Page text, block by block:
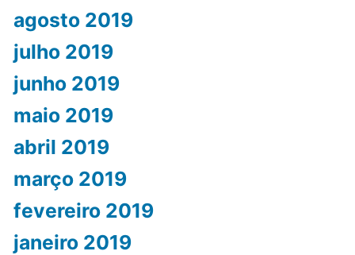
agosto 2019
julho 2019
junho 2019
maio 2019
abril 2019
março 2019
fevereiro 2019
janeiro 2019